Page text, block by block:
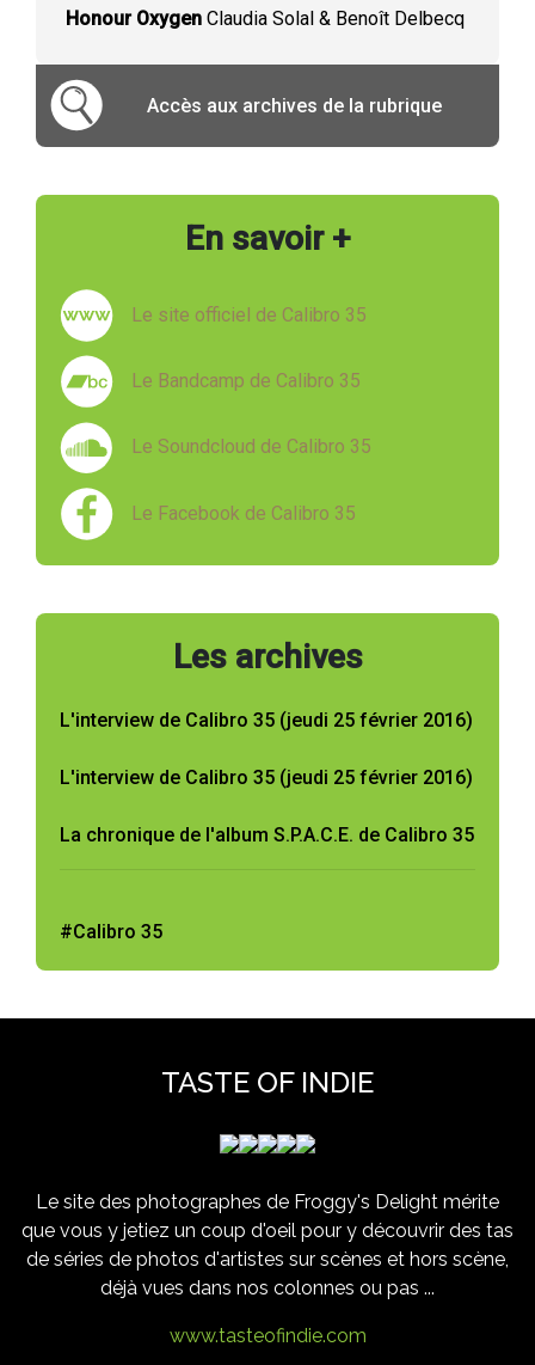
Honour Oxygen Claudia Solal & Benoît Delbecq
Accès aux archives de la rubrique
En savoir +
Le site officiel de Calibro 35
Le Bandcamp de Calibro 35
Le Soundcloud de Calibro 35
Le Facebook de Calibro 35
Les archives
L'interview de Calibro 35 (jeudi 25 février 2016)
L'interview de Calibro 35 (jeudi 25 février 2016)
La chronique de l'album S.P.A.C.E. de Calibro 35
#Calibro 35
TASTE OF INDIE
Le site des photographes de Froggy's Delight mérite
que vous y jetiez un coup d'oeil pour y découvrir des tas
de séries de photos d'artistes sur scènes et hors scène,
déjà vues dans nos colonnes ou pas ...
www.tasteofindie.com